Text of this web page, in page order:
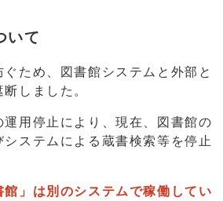
いて
ぐため、図書館システムと外部と
しました。
運用停止により、現在、図書館の
ステムによる蔵書検索等を停止
」は別のシステムで稼働してい